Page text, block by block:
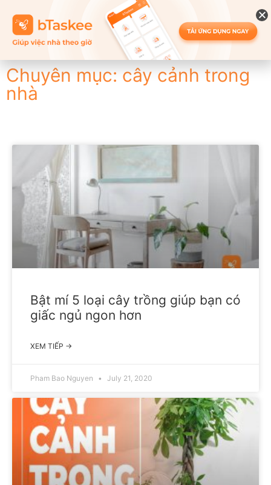
Chuyên mục: cây cảnh trong
nhà
Bật mí 5 loại cây trồng giúp bạn có
giấc ngủ ngon hơn
XEM TIẾP →
Pham Bao Nguyen July 21, 2020